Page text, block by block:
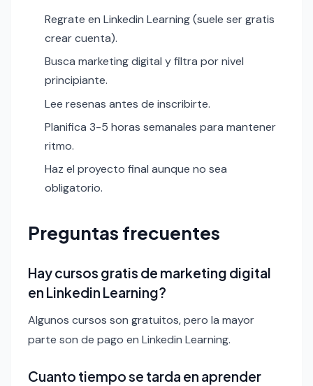
Regrate en Linkedin Learning (suele ser gratis
crear cuenta).
Busca marketing digital y filtra por nivel
principiante.
Lee resenas antes de inscribirte.
Planifica 3-5 horas semanales para mantener
ritmo.
Haz el proyecto final aunque no sea
obligatorio.
Preguntas frecuentes
Hay cursos gratis de marketing digital
en Linkedin Learning?
Algunos cursos son gratuitos, pero la mayor
parte son de pago en Linkedin Learning.
Cuanto tiempo se tarda en aprender